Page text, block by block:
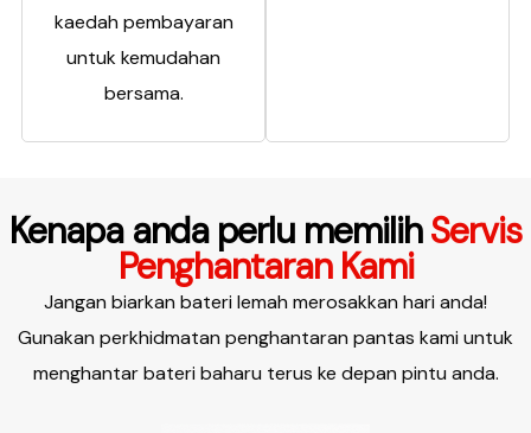
kaedah pembayaran
untuk kemudahan
bersama.
Kenapa anda perlu memilihServis
Penghantaran Kami
Jangan biarkan bateri lemah merosakkan hari anda!
Gunakan perkhidmatan penghantaran pantas kami untuk
menghantar bateri baharu terus ke depan pintu anda.